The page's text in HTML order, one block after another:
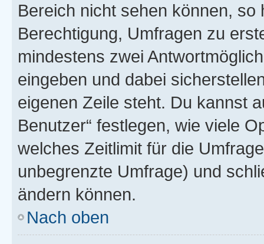
Bereich nicht sehen können,
Berechtigung, Umfragen zu
mindestens zwei
eingeben und dabei
eigenen Zeile steht. Du kannst
Benutzer“ festlegen, wie viele
welches Zeitlimit für die
unbegrenzte Umfrage) und
ändern können.
Nach oben